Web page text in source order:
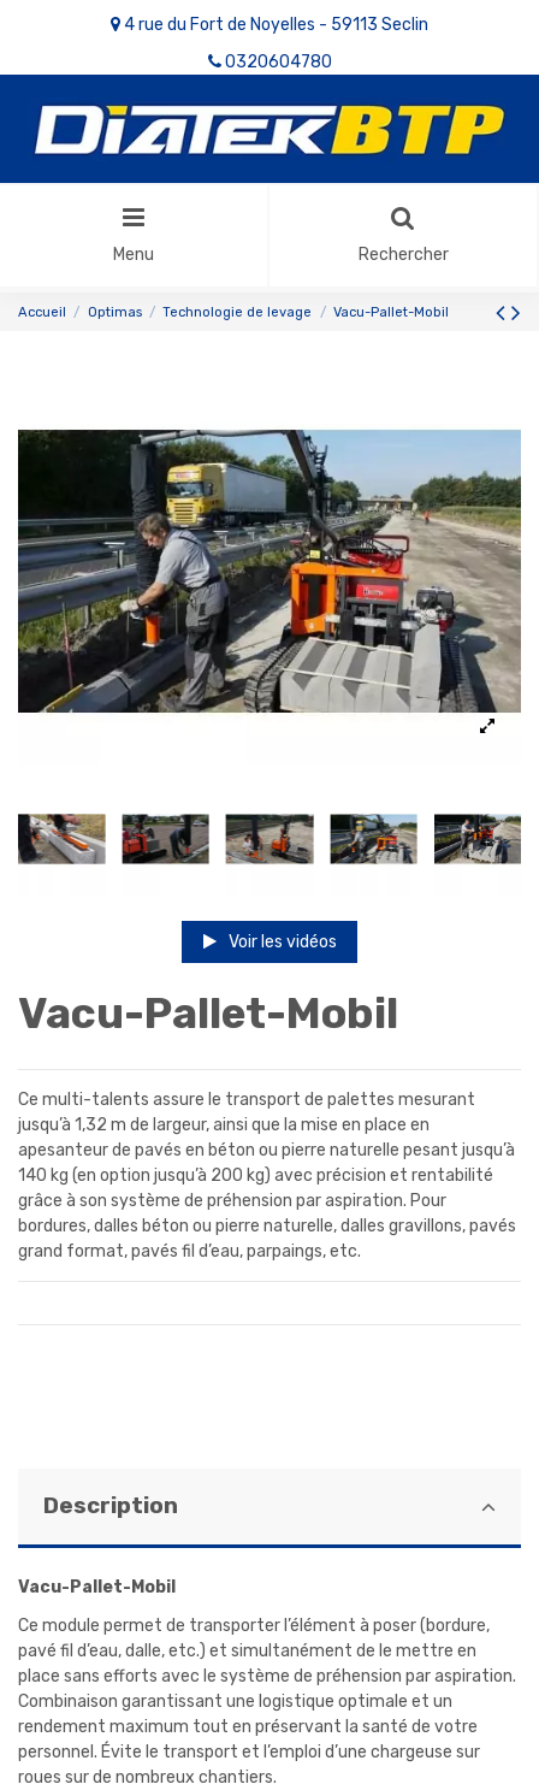
4 rue du Fort de Noyelles - 59113 Seclin
0320604780
Menu Rechercher
Accueil Optimas Technologie de levage Vacu-Pallet-Mobil
Voir les vidéos
Vacu-Pallet-Mobil
Ce multi-talents assure le transport de palettes mesurant
jusqu’à 1,32 m de largeur, ainsi que la mise en place en
apesanteur de pavés en béton ou pierre naturelle pesant jusqu’à
140 kg (en option jusqu’à 200 kg) avec précision et rentabilité
grâce à son système de préhension par aspiration. Pour
bordures, dalles béton ou pierre naturelle, dalles gravillons, pavés
grand format, pavés fil d’eau, parpaings, etc.
Description
Vacu-Pallet-Mobil
Ce module permet de transporter l’élément à poser (bordure,
pavé fil d’eau, dalle, etc.) et simultanément de le mettre en
place sans efforts avec le système de préhension par aspiration.
Combinaison garantissant une logistique optimale et un
rendement maximum tout en préservant la santé de votre
personnel. Évite le transport et l’emploi d’une chargeuse sur
roues sur de nombreux chantiers.